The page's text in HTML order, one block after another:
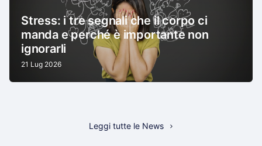
Stress: i tre segnali che il corpo ci
manda e perché è importante non
ignorarli
21 Lug 2026
Leggi tutte le News